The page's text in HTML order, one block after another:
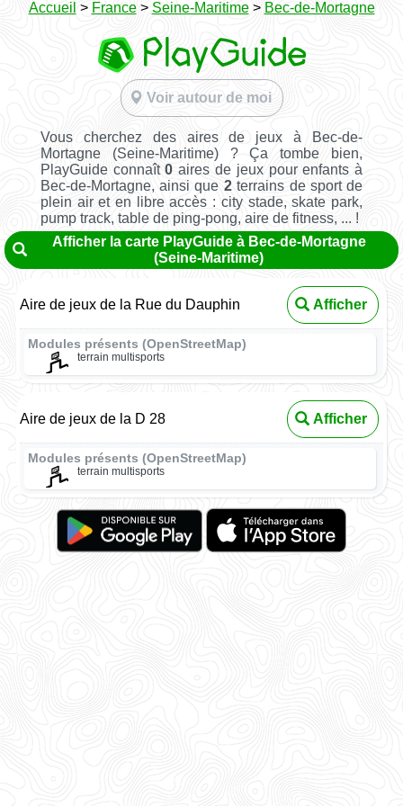
Accueil > France> Seine-Maritime> Bec-de-Mortagne
Voir autour de moi
Vous cherchez des aires de jeux à Bec-de-
Mortagne (Seine-Maritime) ? Ça tombe bien,
PlayGuide connaît0 aires de jeux pour enfants à
Bec-de-Mortagne, ainsi que 2terrains de sport de
plein air et en libre accès : city stade, skate park,
pump track, table de ping-pong, aire de fitness, ... !
Afficher la carte PlayGuide à Bec-de-Mortagne
(Seine-Maritime)
Aire de jeux de la Rue du Dauphin Afficher
Modules présents (OpenStreetMap)
terrain multisports
Aire de jeux de la D 28 Afficher
Modules présents (OpenStreetMap)
terrain multisports